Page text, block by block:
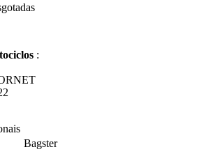
:
Bagster